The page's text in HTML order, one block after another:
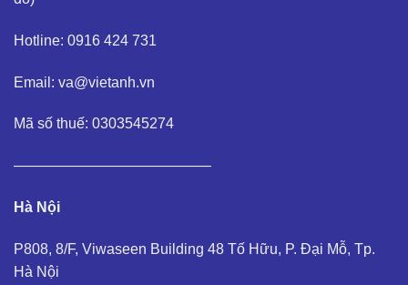
Hotline: 0916 424 731
Email: va@vietanh.vn
Mã số thuế: 0303545274
—————————————–
Hà Nội
P808, 8/F, Viwaseen Building 48 Tố Hữu, P. Đại Mỗ, Tp.
Hà Nội